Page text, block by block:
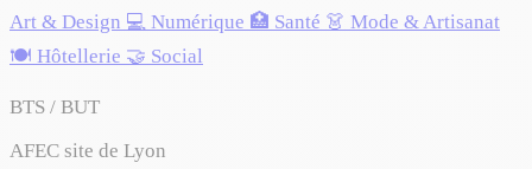
Art & Design 💻 Numérique 🏥 Santé 👗 Mode & Artisanat
🍽️ Hôtellerie 🤝 Social
BTS / BUT
AFEC site de Lyon